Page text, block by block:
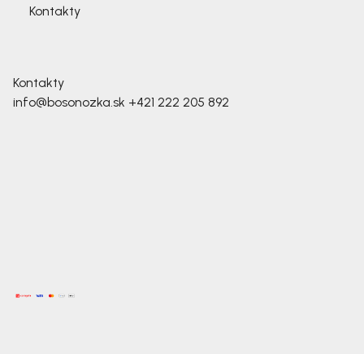
Kontakty
Kontakty
info@bosonozka.sk +421 222 205 892